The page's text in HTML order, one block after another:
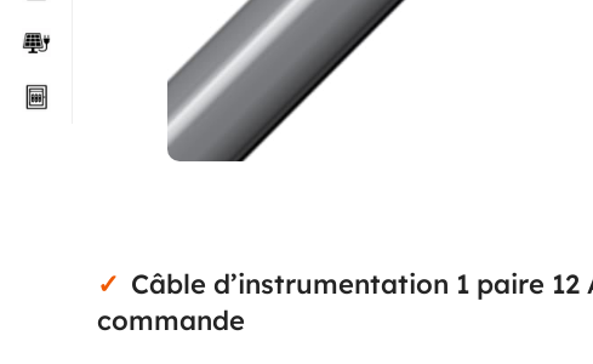
Câble d’instrumentation 1 paire 12
commande